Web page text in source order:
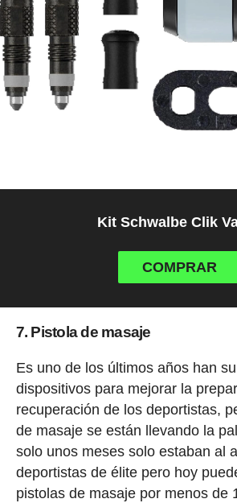
Kit Schwalbe Clik
COMPRAR
7. Pistola de masaje
Es uno de los últimos años han
dispositivos para mejorar la
recuperación de los deportistas,
de masaje se están llevando la
solo unos meses solo estaban al
deportistas de élite pero hoy
pistolas de masaje por menos de